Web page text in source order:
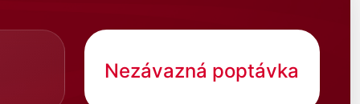
Nezávazná poptávka